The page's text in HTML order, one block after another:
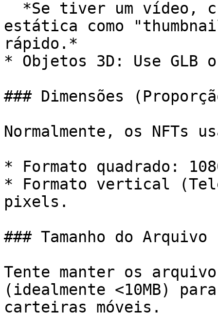
estática como
rápido.*
* Objetos 3D: Use GLB
### Dimensões
Normalmente, os NFTs
* Formato quadrado:
* Formato vertical
pixels.
### Tamanho do Arquivo
Tente manter os
(idealmente <10MB)
carteiras móveis.